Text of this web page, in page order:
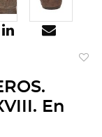
En